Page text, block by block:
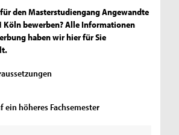
den Masterstudiengang Angewandte
Köln bewerben? Alle Informationen
haben wir hier für Sie
ein höheres Fachsemester